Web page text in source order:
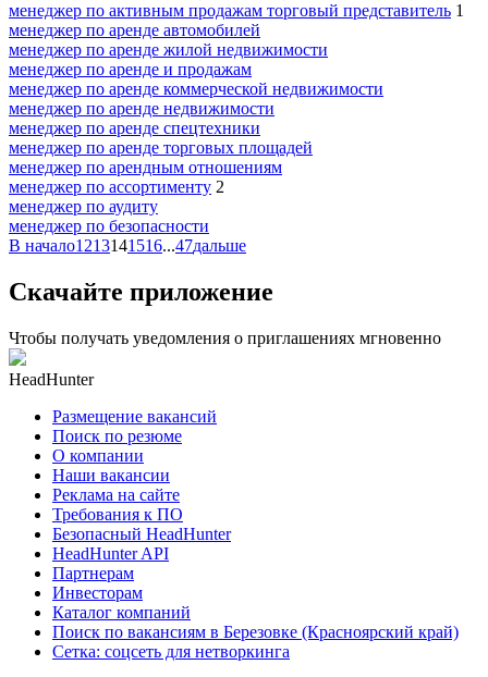
менеджер по активным продажам торговый представитель 1
менеджер по аренде автомобилей
менеджер по аренде жилой недвижимости
менеджер по аренде и продажам
менеджер по аренде коммерческой недвижимости
менеджер по аренде недвижимости
менеджер по аренде спецтехники
менеджер по аренде торговых площадей
менеджер по арендным отношениям
менеджер по ассортименту 2
менеджер по аудиту
менеджер по безопасности
В начало1213141516...47дальше
Скачайте приложение
Чтобы получать уведомления о приглашениях мгновенно
HeadHunter
Размещение вакансий
Поиск по резюме
О компании
Наши вакансии
Реклама на сайте
Требования к ПО
Безопасный HeadHunter
HeadHunter API
Партнерам
Инвесторам
Каталог компаний
Поиск по вакансиям в Березовке (Красноярский край)
Сетка: соцсеть для нетворкинга